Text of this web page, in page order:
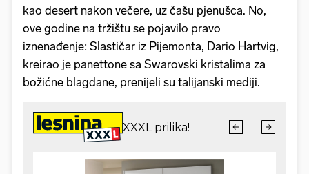
kao desert nakon večere, uz čašu pjenušca. No,
ove godine na tržištu se pojavilo pravo
iznenađenje: Slastičar iz Pijemonta, Dario Hartvig,
kreirao je panettone sa Swarovski kristalima za
božićne blagdane, prenijeli su talijanski mediji.